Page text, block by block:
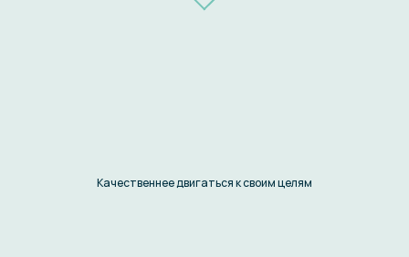
Качественнее двигаться к своим целям